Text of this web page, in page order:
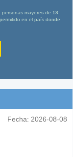
mayores de 18
en el país donde
Fecha: 2026-08-08